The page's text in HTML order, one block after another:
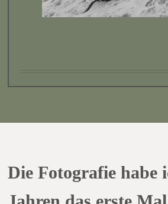
Die Fotografie habe